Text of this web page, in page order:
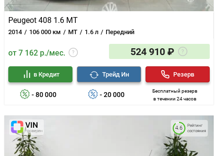
Peugeot 408 1.6 MT
2014 106 000 км MT 1.6 л Передний
от 7 162 р./мес. 524 910 ₽
- 80 000
в Кредит
- 20 000
Трейд Ин
Бесплатный резерв
в течении 24 часов
Резерв
Рейтинг
состояния
4.6